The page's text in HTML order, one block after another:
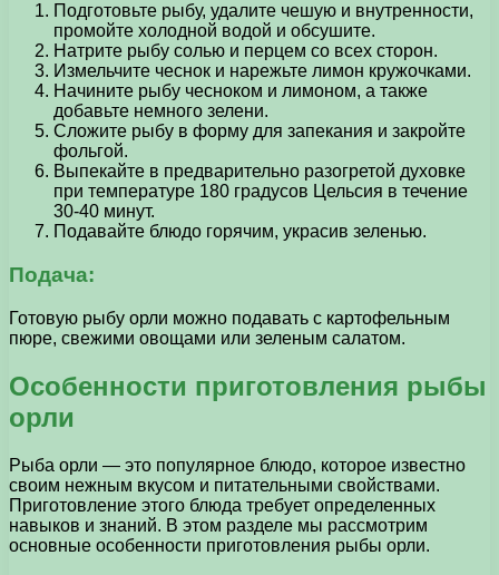
Подготовьте рыбу, удалите чешую и внутренности,
промойте холодной водой и обсушите.
Натрите рыбу солью и перцем со всех сторон.
Измельчите чеснок и нарежьте лимон кружочками.
Начините рыбу чесноком и лимоном, а также
добавьте немного зелени.
Сложите рыбу в форму для запекания и закройте
фольгой.
Выпекайте в предварительно разогретой духовке
при температуре 180 градусов Цельсия в течение
30-40 минут.
Подавайте блюдо горячим, украсив зеленью.
Подача:
Готовую рыбу орли можно подавать с картофельным
пюре, свежими овощами или зеленым салатом.
Особенности приготовления рыбы
орли
Рыба орли — это популярное блюдо, которое известно
своим нежным вкусом и питательными свойствами.
Приготовление этого блюда требует определенных
навыков и знаний. В этом разделе мы рассмотрим
основные особенности приготовления рыбы орли.